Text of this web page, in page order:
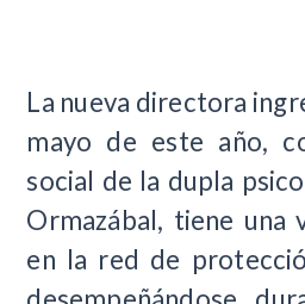
La nueva directora
mayo de este año,
social de la dupla
Ormazábal, tiene una
en la red de